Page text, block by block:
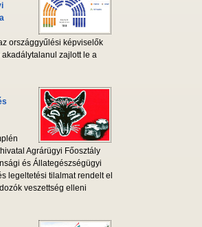
országgyűlési képviselők
zajlott le a
Agrárügyi Főosztály
és Állategészségügyi
legeltetési tilalmat rendelt el
veszettség elleni